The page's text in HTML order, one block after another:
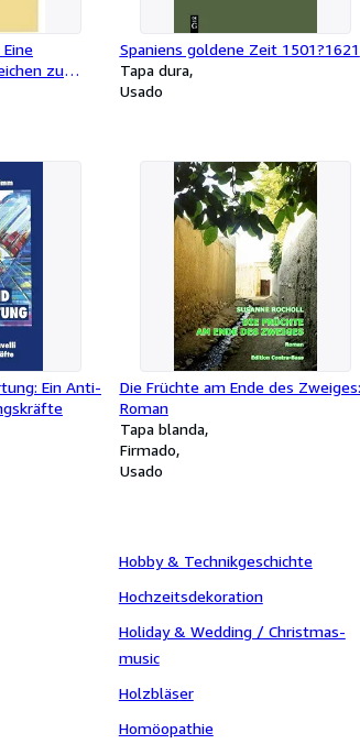
zu
Spaniens goldene Zeit 1501?1621
Tapa dura
Usado
Ein Anti-
Die Früchte am Ende des Zweiges:
Roman
Tapa blanda
Firmado
Usado
Hobby & Technikgeschichte
Hochzeitsdekoration
Holiday & Wedding / Christmas-
music
Holzbläser
Homöopathie